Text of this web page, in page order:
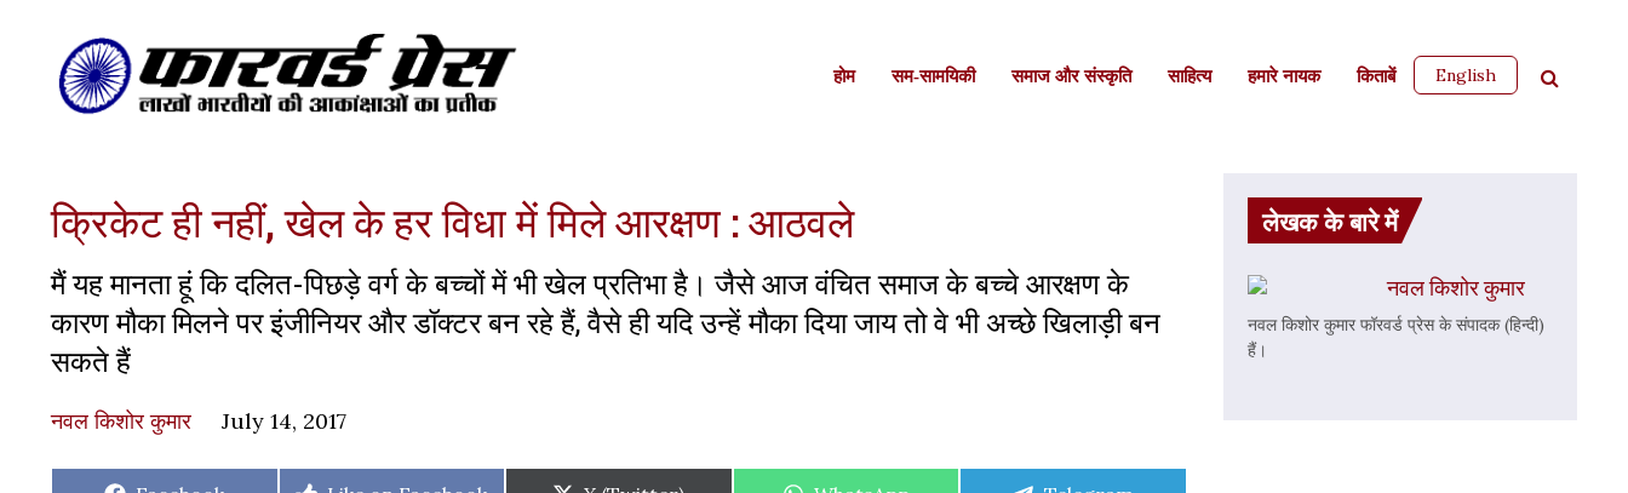
होम सम-सामयिकी समाज और संस्कृति साहित्‍य हमारे नायक किताबें English
क्रिकेट ही नहीं, खेल के हर विधा में मिले आरक्षण : आठवले
मैं यह मानता हूं कि दलित-पिछड़े वर्ग के बच्चों में भी खेल प्रतिभा है। जैसे आज वंचित समाज के बच्चे आरक्षण के
कारण मौका मिलने पर इंजीनियर और डॉक्टर बन रहे हैं, वैसे ही यदि उन्हें मौका दिया जाय तो वे भी अच्छे खिलाड़ी बन
सकते हैं
नवल किशोर कुमार July 14, 2017
लेखक के बारे में
नवल किशोर कुमार
नवल किशोर कुमार फॉरवर्ड प्रेस के संपादक (हिन्दी)
हैं।